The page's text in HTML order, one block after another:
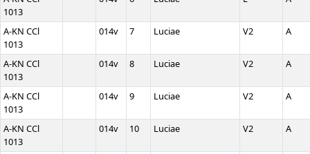
1013
A-KN CCl
1013
014v 7 Luciae V2 A
A-KN CCl
1013
014v 8 Luciae V2 A
A-KN CCl
1013
014v 9 Luciae V2 A
A-KN CCl
1013
014v 10 Luciae V2 A